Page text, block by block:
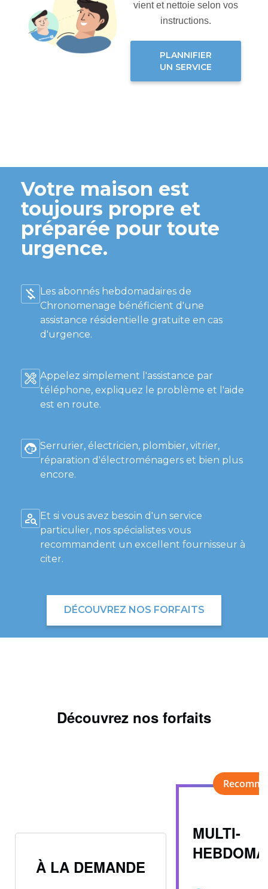
vient et nettoie selon vos
instructions.
PLANNIFIER
UN SERVICE
Votre maison est
toujours propre et
préparée pour toute
urgence.
Les abonnés hebdomadaires de
Chronomenage bénéficient d'une
assistance résidentielle gratuite en cas
d'urgence.
Appelez simplement l'assistance par
téléphone, expliquez le problème et l'aide
est en route.
Serrurier, électricien, plombier, vitrier,
réparation d'électroménagers et bien plus
encore.
Et si vous avez besoin d'un service
particulier, nos spécialistes vous
recommandent un excellent fournisseur à
citer.
DÉCOUVREZ NOS FORFAITS
Découvrez nos forfaits
MULTI-
À LA DEMANDE